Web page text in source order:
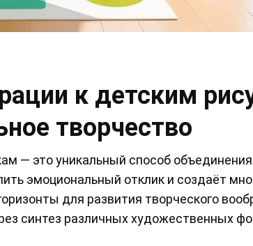
к детским
творчество
— это уникальный способ объединения
эмоциональный отклик и создаёт
для развития творческого
синтез различных художественных